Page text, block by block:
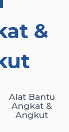
&
Alat Bantu
Angkat &
Angkut